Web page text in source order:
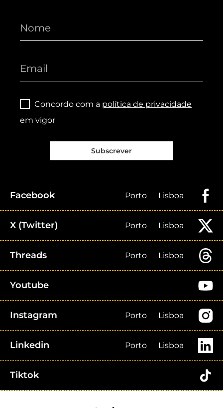
Concordo com a política de privacidade
em vigor
Subscrever
Facebook Porto Lisboa
X (Twitter) Porto Lisboa
Threads Porto Lisboa
Youtube
Instagram Porto Lisboa
Linkedin Porto Lisboa
Tiktok